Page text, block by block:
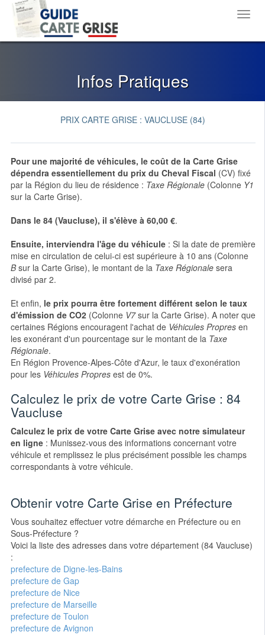
Infos Pratiques
PRIX CARTE GRISE : VAUCLUSE (84)
Pour une majorité de véhicules, le coût de la Carte Grise
dépendra essentiellement du prix du Cheval Fiscal (CV) fixé
par la Région du lieu de résidence : Taxe Régionale(Colonne Y1
sur la Carte Grise).
Dans le 84 (Vaucluse), il s'élève à 60,00 €.
Ensuite, interviendra l'âge du véhicule: Si la date de première
mise en circulation de celui-ci est supérieure à 10 ans (Colonne
Bsur la Carte Grise), le montant de la Taxe Régionalesera
divisé par 2.
Et enfin, le prix pourra être fortement différent selon le taux
d'émission de CO2(Colonne V7sur la Carte Grise). A noter que
certaines Régions encouragent l'achat de Véhicules Propresen
les exonérant d'un pourcentage sur le montant de la Taxe
Régionale.
En Région Provence-Alpes-Côte d'Azur, le taux d'exonération
pour les Véhicules Propresest de 0%.
Calculez le prix de votre Carte Grise : 84
Vaucluse
Calculez le prix de votre Carte Grise avec notre simulateur
en ligne: Munissez-vous des informations concernant votre
véhicule et remplissez le plus précisément possible les champs
correspondants à votre véhicule.
Obtenir votre Carte Grise en Préfecture
Vous souhaitez effectuer votre démarche en Préfecture ou en
Sous-Préfecture ?
Voici la liste des adresses dans votre département (84 Vaucluse)
:
prefecture de Digne-les-Bains
prefecture de Gap
prefecture de Nice
prefecture de Marseille
prefecture de Toulon
prefecture de Avignon